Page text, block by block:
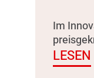
Im
LESEN